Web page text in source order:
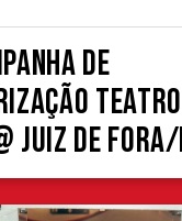
de
Juiz de Fora/